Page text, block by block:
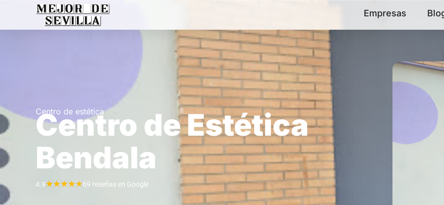
Empresas
Centro de estética
Centro de Estética
Bendala
4.9★★★★★69 reseñas en Google